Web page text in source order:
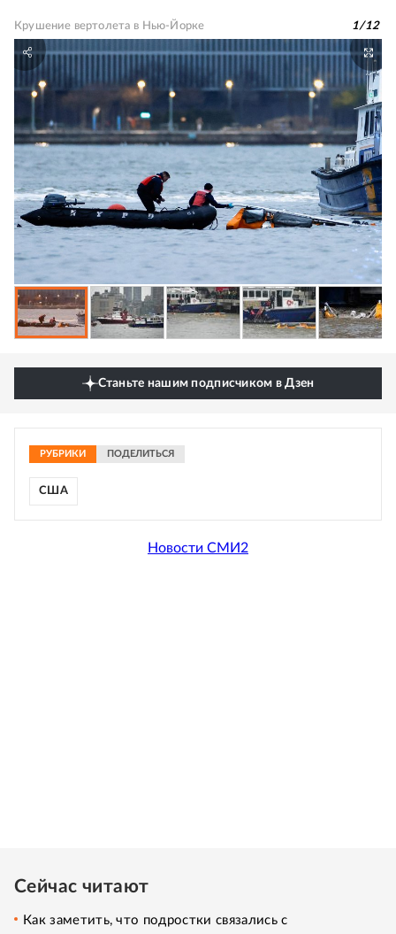
Крушение вертолета в Нью-Йорке 1/12
Станьте нашим подписчиком в Дзен
РУБРИКИ ПОДЕЛИТЬСЯ
США
Новости СМИ2
Сейчас читают
Как заметить, что подростки связались с